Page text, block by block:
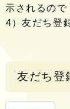
示されるので
4）友だち登
友だち登